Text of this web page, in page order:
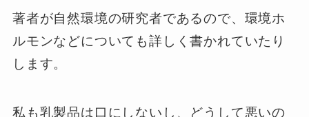
著者が自然環境の研究者であるので、環境ホ
ルモンなどについても詳しく書かれていたり
します。
私も乳製品は口にしないし、どうして悪いの